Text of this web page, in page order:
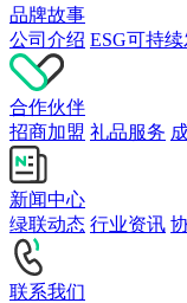
品牌故事
公司介绍 ESG可持
合作伙伴
招商加盟 礼品服务
新闻中心
绿联动态 行业资讯
联系我们